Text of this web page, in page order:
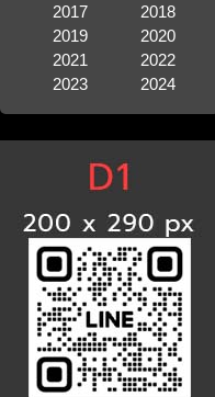
2017
2018
2019
2020
2021
2022
2023
2024